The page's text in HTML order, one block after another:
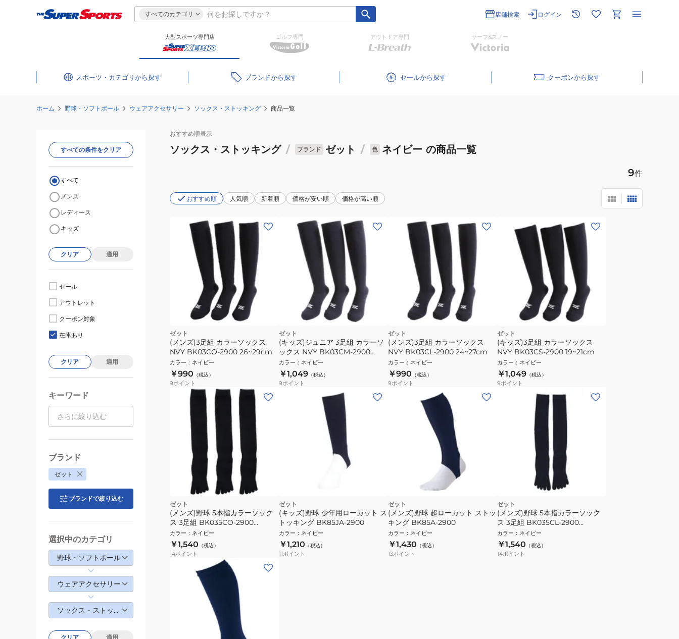
すべてのカテゴリ 店舗検索 ログイン
大型スポーツ専門店 ゴルフ専門 アウトドア専門 サーフ&スノー
スポーツ・カテゴリ ブランド セール クーポン
ホーム 野球・ソフトボール ウェアアクセサリー ソックス・ストッキング 商品一覧
おすすめ順表示
ソックス・ストッキング / ブランド ゼット / 色 ネイビー の商品一覧
9件
おすすめ順 人気順 新着順 価格が安い順 価格が高い順
ゼット
(メンズ)3足組 カラーソックス
NVY BK03CO-2900 26~29cm
カラー ： ネイビー
￥990 （税込）
9ポイント
ゼット
(キッズ)ジュニア 3足組 カラーソ
ックス NVY BK03CM-2900
21~24cm
カラー ： ネイビー
￥1,049 （税込）
9ポイント
ゼット
(メンズ)3足組 カラーソックス
NVY BK03CL-2900 24~27cm
カラー ： ネイビー
￥990 （税込）
9ポイント
ゼット
(キッズ)3足組 カラーソックス
NVY BK03CS-2900 19~21cm
カラー ： ネイビー
￥1,049 （税込）
9ポイント
ゼット
(メンズ)野球 5本指カラーソック
ス 3足組 BK035CO-2900
26~29cm
カラー ： ネイビー
￥1,540 （税込）
14ポイント
ゼット
(キッズ)野球 少年用ローカット ス
トッキング BK85JA-2900
カラー ： ネイビー
￥1,210 （税込）
11ポイント
ゼット
(メンズ)野球 超ローカット ストッ
キング BK85A-2900
カラー ： ネイビー
￥1,430 （税込）
13ポイント
ゼット
(メンズ)野球 5本指カラーソック
ス 3足組 BK035CL-2900
24~27cm
カラー ： ネイビー
￥1,540 （税込）
14ポイント
すべての条件をクリア
すべて
メンズ
レディース
キッズ
クリア 適用
セール
アウトレット
クーポン対象
在庫あり
クリア 適用
キーワード
ブランド
ゼット
ブランドで絞り込む
選択中のカテゴリ
野球・ソフトボール
ウェアアクセサリー
ソックス・ストッキング
クリア 適用